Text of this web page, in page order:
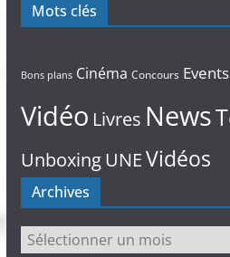
Mots clés
Bons plans Cinéma Concours Events
Vidéo Livres News
UnboxingUNEVidéos
Archives
Archives